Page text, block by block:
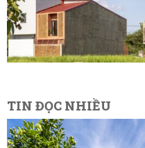
TIN ĐỌC NHIỀU